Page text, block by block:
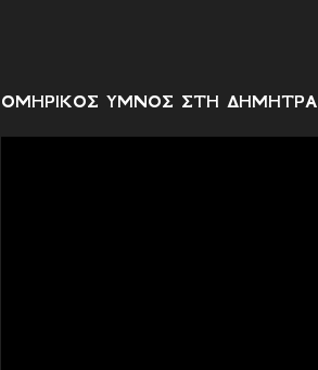
ΟΜΗΡΙΚΟΣ ΥΜΝΟΣ ΣΤΗ ΔΗΜΗΤΡΑ